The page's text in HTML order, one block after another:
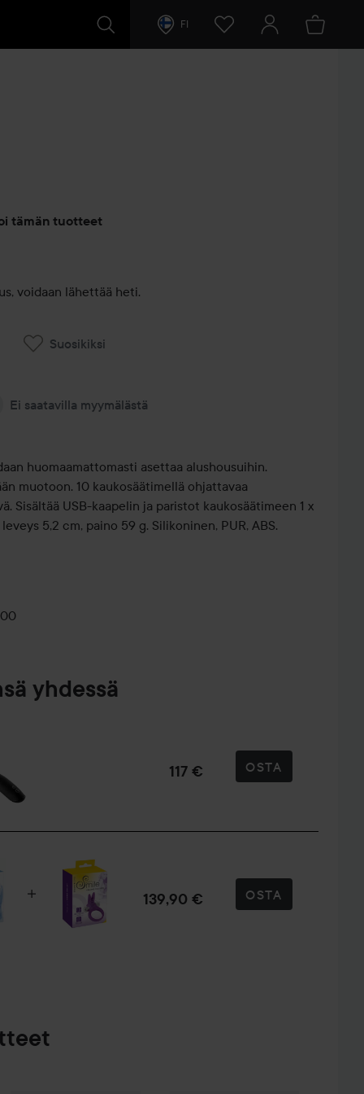
FI
tämän tuotteet
voidaan lähettää heti.
Suosikiksi
Ei saatavilla myymälästä
huomaamattomasti asettaa alushousuihin.
muotoon. 10 kaukosäätimellä ohjattavaa
Sisältää USB-kaapelin ja paristot kaukosäätimeen 1 x
5,2 cm, paino 59 g. Silikoninen, PUR, ABS.
yhdessä
117 € OSTA
139,90 € OSTA